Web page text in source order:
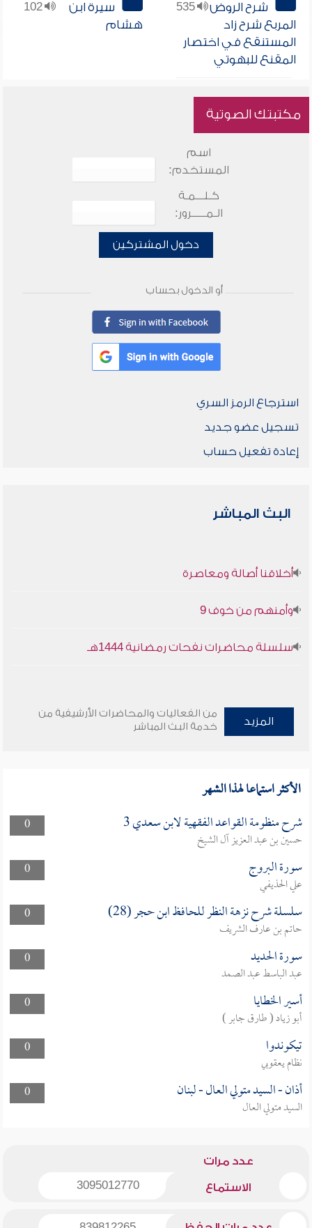
535
شرح الروض
المربع شرح زاد
المستنقع في اختصار
المقنع للبهوتي
102
سيرة ابن
هشام
مكتبتك الصوتية
اسم
المستخدم:
كـلـــمـة
الـمـــــرور:
دخول المشتركين
أو الدخول بحساب
استرجاع الرمز السري
تسجيل عضو جديد
إعادة تفعيل حساب
البث المباشر
أخلاقنا أصالة ومعاصرة
وأمنهم من خوف 9
سلسلة محاضرات نفحات رمضانية 1444هـ
المزيد
من الفعاليات والمحاضرات الأرشيفية من
خدمة البث المباشر
الأكثر استماعا لهذا الشهر
0 شرح منظومة القواعد الفقهية لابن سعدي 3
حسين بن عبد العزيز آل الشيخ
0
سورة البروج
علي الحذيفي
0
سلسلة شرح نزهة النظر للحافظ ابن حجر (28)
حاتم بن عارف الشريف
0
سورة الحديد
عبد الباسط عبد الصمد
0
أسير الخطايا
أبو زياد ( طارق جابر )
0
تيكوندوا
نظام يعقوبي
0
أذان - السيد متولي العال - لبنان
السيد متولي العال
عدد مرات
الاستماع 3095012770